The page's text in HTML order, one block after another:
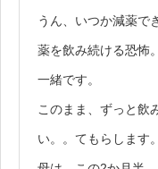
うん、いつか減薬で
薬を飲み続ける恐怖
一緒です。
このまま、ずっと飲
い。。てもらします。